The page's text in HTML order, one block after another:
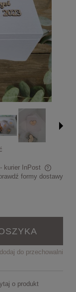
- kurier InPost
formy dostawy
dodaj do przechowalni
o produkt